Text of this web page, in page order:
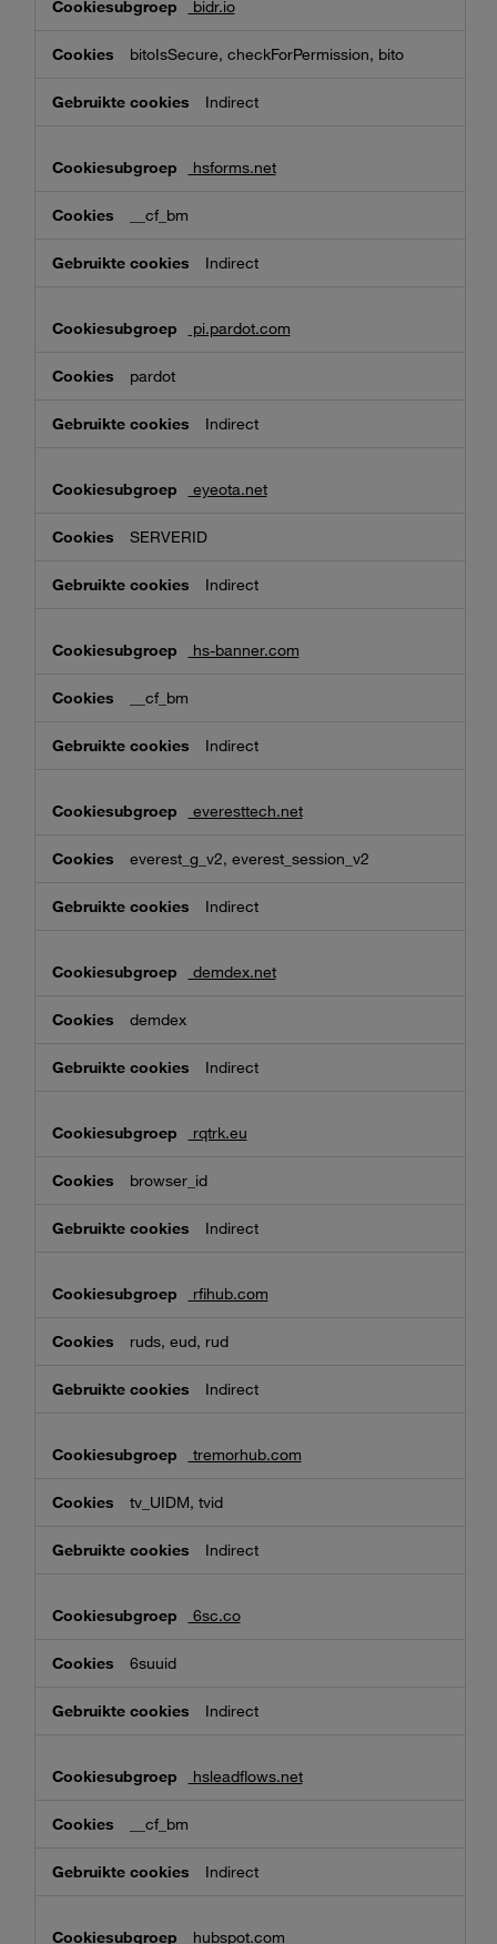
bidr.io
bitoIsSecure, checkForPermission, bito
Indirect
hsforms.net
__cf_bm
Indirect
pi.pardot.com
pardot
Indirect
eyeota.net
SERVERID
Indirect
hs-banner.com
__cf_bm
Indirect
everesttech.net
everest_g_v2, everest_session_v2
Indirect
demdex.net
demdex
Indirect
rqtrk.eu
browser_id
Indirect
rfihub.com
ruds, eud, rud
Indirect
tremorhub.com
tv_UIDM, tvid
Indirect
6sc.co
6suuid
Indirect
hsleadflows.net
__cf_bm
Indirect
hubspot.com